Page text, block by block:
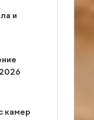
и
камер